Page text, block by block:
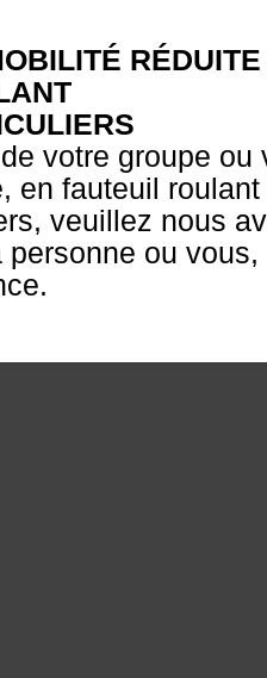
RÉDUITE
votre groupe ou
en fauteuil
veuillez nous
ou vous,